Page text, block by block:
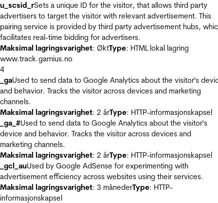
u_scsid_rSets a unique ID for the visitor, that allows third party
advertisers to target the visitor with relevant advertisement. This
pairing service is provided by third party advertisement hubs,
facilitates real-time bidding for advertisers.
Maksimal lagringsvarighet: ØktType: HTML lokal lagring
www.track.garnius.no
4
_gaUsed to send data to Google Analytics about the visitor's
and behavior. Tracks the visitor across devices and marketing
channels.
Maksimal lagringsvarighet: 2 årType: HTTP-informasjonskapsel
_ga_#Used to send data to Google Analytics about the visitor's
device and behavior. Tracks the visitor across devices and
marketing channels.
Maksimal lagringsvarighet: 2 årType: HTTP-informasjonskapsel
_gcl_auUsed by Google AdSense for experimenting with
advertisement efficiency across websites using their services.
Maksimal lagringsvarighet: 3 månederType: HTTP-
informasjonskapsel